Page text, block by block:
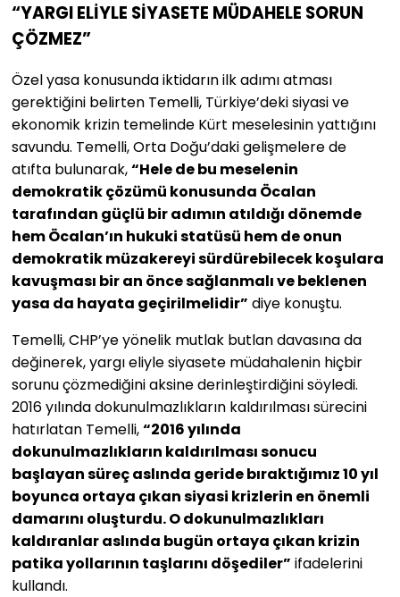
“YARGI ELİYLE SİYASETE MÜDAHELE SORUN
ÇÖZMEZ”
Özel yasa konusunda iktidarın ilk adımı atması
gerektiğini belirten Temelli, Türkiye’deki siyasi ve
ekonomik krizin temelinde Kürt meselesinin yattığını
savundu. Temelli, Orta Doğu’daki gelişmelere de
atıfta bulunarak,“Hele de bu meselenin
demokratik çözümü konusunda Öcalan
tarafından güçlü bir adımın atıldığı dönemde
hem Öcalan’ın hukuki statüsü hem de onun
demokratik müzakereyi sürdürebilecek koşulara
kavuşması bir an önce sağlanmalı ve beklenen
yasa da hayata geçirilmelidir” diye konuştu.
Temelli, CHP’ye yönelik mutlak butlan davasına da
değinerek, yargı eliyle siyasete müdahalenin hiçbir
sorunu çözmediğini aksine derinleştirdiğini söyledi.
2016 yılında dokunulmazlıkların kaldırılması sürecini
hatırlatan Temelli,“2016 yılında
dokunulmazlıkların kaldırılması sonucu
başlayan süreç aslında geride bıraktığımız 10 yıl
boyunca ortaya çıkan siyasi krizlerin en önemli
damarını oluşturdu. O dokunulmazlıkları
kaldıranlar aslında bugün ortaya çıkan krizin
patika yollarının taşlarını döşediler” ifadelerini
kullandı.